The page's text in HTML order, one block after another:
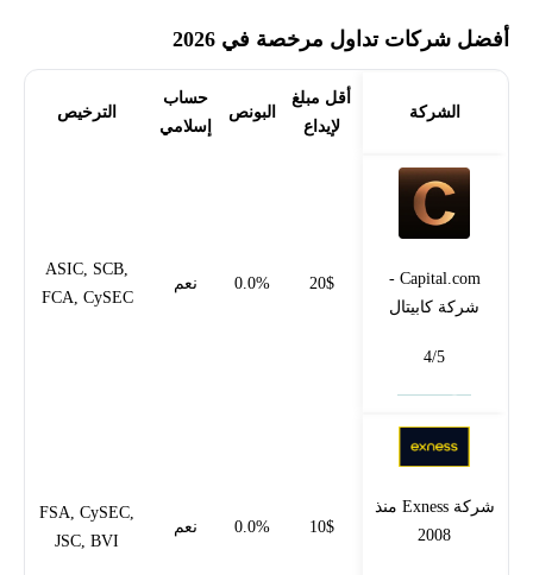
أفضل شركات تداول مرخصة في 2026
الشركة
أقل مبلغ
لإيداع
البونص
حساب
إسلامي
الترخيص
Capital.com -
شركة كابيتال
4/5
20$
0.0% نعم
ASIC, SCB,
FCA, CySEC
شركة Exness منذ
2008
10$
0.0% نعم
FSA, CySEC,
JSC, BVI